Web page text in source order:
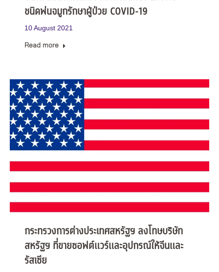
ชนิดพ่นจมูกรักษาผู้ป่วย COVID-19
10 August 2021
Read more
กระทรวงการต่างประเทศสหรัฐฯ ลงโทษบริษัท
สหรัฐฯ ที่ขายซอฟต์แวร์และอุปกรณ์ให้จีนและ
รัสเซีย